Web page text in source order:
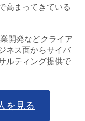
高まってきている
開発などクライア
ネス面からサイバ
ルティング提供で
を見る